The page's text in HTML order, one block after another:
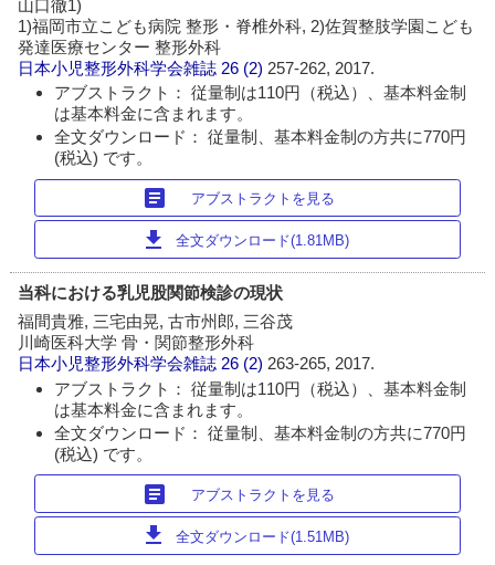
山口徹1)
1)福岡市立こども病院 整形・脊椎外科, 2)佐賀整肢学園こども
発達医療センター 整形外科
日本小児整形外科学会雑誌 26 (2) 257-262, 2017.
アブストラクト： 従量制は110円（税込）、基本料金制
は基本料金に含まれます。
全文ダウンロード： 従量制、基本料金制の方共に770円
(税込) です。
article アブストラクトを見る
download 全文ダウンロード(1.81MB)
当科における乳児股関節検診の現状
福間貴雅, 三宅由晃, 古市州郎, 三谷茂
川崎医科大学 骨・関節整形外科
日本小児整形外科学会雑誌 26 (2)263-265, 2017.
アブストラクト： 従量制は110円（税込）、基本料金制
は基本料金に含まれます。
全文ダウンロード： 従量制、基本料金制の方共に770円
(税込) です。
article アブストラクトを見る
download 全文ダウンロード(1.51MB)